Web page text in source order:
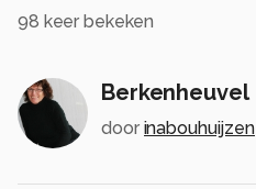
98 keer bekeken
Berkenheuvel
door inabouhuijzen